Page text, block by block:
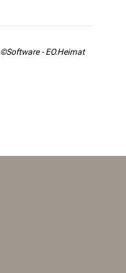
©Software - EO.Heimat